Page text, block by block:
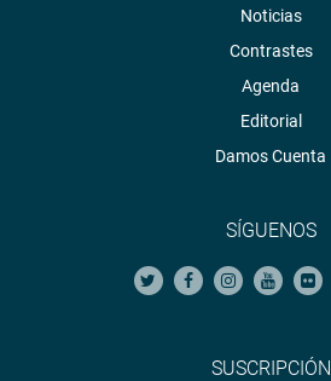
Noticias
Contrastes
Agenda
Editorial
Damos Cuenta
SÍGUENOS
SUSCRIPCIÓN